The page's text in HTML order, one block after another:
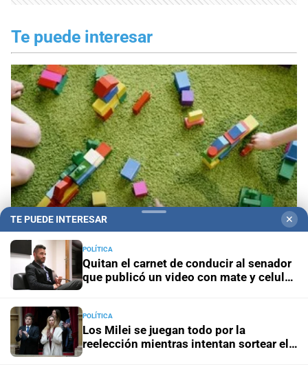
Te puede interesar
¿No sabés qué regalar para el Día de las
Infancias? Ideas según la edad para acertar y
TE PUEDE INTERESAR ✕
POLÍTICA
Quitan el carnet de conducir al senador
que publicó un video con mate y celular
POLÍTICA
Los Milei se juegan todo por la
reelección mientras intentan sortear el